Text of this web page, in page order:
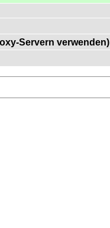
Servern verwenden)